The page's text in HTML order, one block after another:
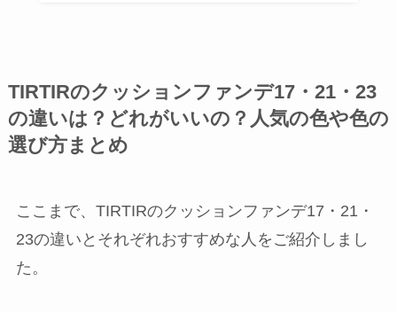
TIRTIRのクッションファンデ17・21・23
の違いは？どれがいいの？人気の色や色の
選び方まとめ
ここまで、TIRTIRのクッションファンデ17・21・
23の違いとそれぞれおすすめな人をご紹介しまし
た。